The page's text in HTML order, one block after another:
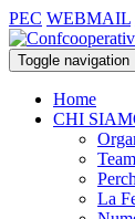
PEC WEBMAIL
Toggle navigation
Home
CHI
Team
La